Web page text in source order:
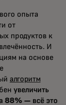
опыта
от
продуктов к
И
на основе
алгоритм
увеличить
88% — всё это